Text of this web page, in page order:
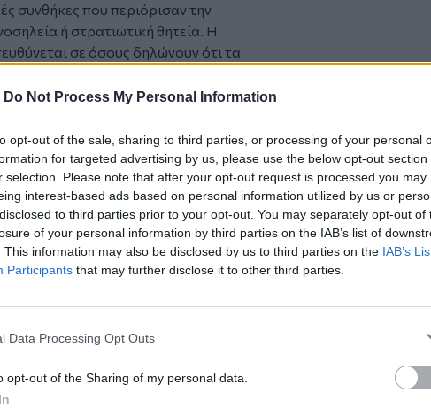
Do Not Process My Personal Information
opt-out of the sale, sharing to third parties, or processing of your personal
for targeted advertising by us, please use the below opt-out section
selection. Please note that after your opt-out request is processed you may
interest-based ads based on personal information utilized by us or
to third parties prior to your opt-out. You may separately opt-out of
of your personal information by third parties on the IAB’s list of
This information may also be disclosed by us to third parties on the IAB’s
Participants that may further disclose it to other third parties.
Data Processing Opt Outs
opt-out of the Sharing of my personal data.
συνθήκες που περιόρισαν την
ή στρατιωτική θητεία. Η
σε όσους δηλώνουν ότι τα
από τα τεκμαρτά. Σε αυτή την
φορολογικό έλεγχο, με τον
να συμπληρώσει ένα εκτενές
να απαντήσει είναι:
ή επαγγελματικούς).
εξωτερικό.
αεροσκάφη.
για κύρια, εξοχική και
και ρεύμα και νερό.
κάρτες.